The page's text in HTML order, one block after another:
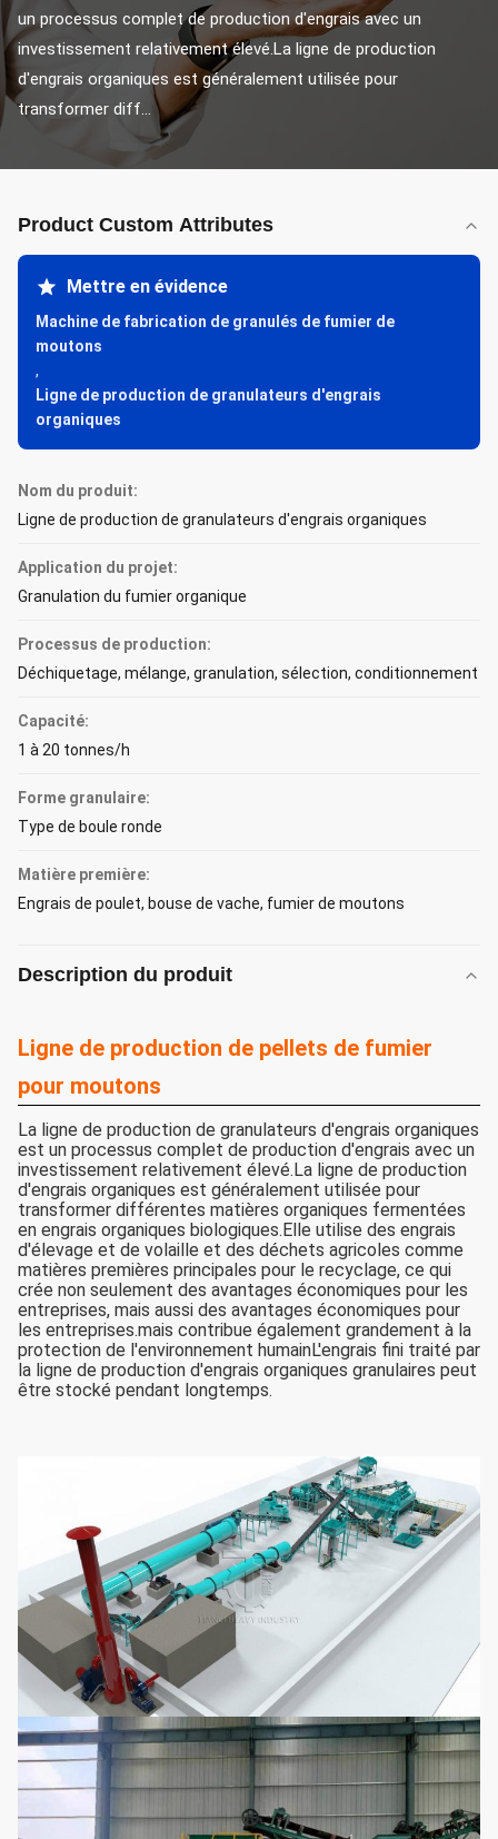
un processus complet de production d'engrais avec un
investissement relativement élevé.La ligne de production
d'engrais organiques est généralement utilisée pour
transformer diff...
Product Custom Attributes
Mettre en évidence
Machine de fabrication de granulés de fumier de
moutons
,
Ligne de production de granulateurs d'engrais
organiques
Nom du produit:
Ligne de production de granulateurs d'engrais organiques
Application du projet:
Granulation du fumier organique
Processus de production:
Déchiquetage, mélange, granulation, sélection, conditionnement
Capacité:
1 à 20 tonnes/h
Forme granulaire:
Type de boule ronde
Matière première:
Engrais de poulet, bouse de vache, fumier de moutons
Description du produit
Ligne de production de pellets de fumier
pour moutons
La ligne de production de granulateurs d'engrais organiques
est un processus complet de production d'engrais avec un
investissement relativement élevé.La ligne de production
d'engrais organiques est généralement utilisée pour
transformer différentes matières organiques fermentées
en engrais organiques biologiques.Elle utilise des engrais
d'élevage et de volaille et des déchets agricoles comme
matières premières principales pour le recyclage, ce qui
crée non seulement des avantages économiques pour les
entreprises, mais aussi des avantages économiques pour
les entreprises.mais contribue également grandement à la
protection de l'environnement humainL'engrais fini traité par
la ligne de production d'engrais organiques granulaires peut
être stocké pendant longtemps.